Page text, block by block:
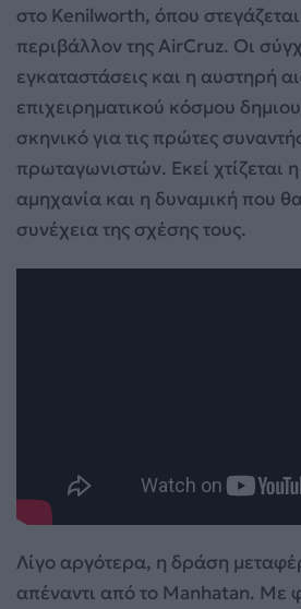
στο Kenilworth, όπου στεγάζεται
περιβάλλον της AirCruz. Οι
εγκαταστάσεις και η αυστηρή
επιχειρηματικού κόσμου
σκηνικό για τις πρώτες
πρωταγωνιστών. Εκεί χτίζεται
αμηχανία και η δυναμική που
συνέχεια της σχέσης τους.
Λίγο αργότερα, η δράση
απέναντι από το Manhatan. Με